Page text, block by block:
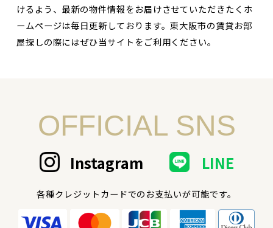
けるよう、最新の物件情報をお届けさせていただきたくホ
ームページは毎日更新しております。東大阪市の賃貸お部
屋探しの際にはぜひ当サイトをご利用ください。
OFFICIAL SNS
Instagram LINE
各種クレジットカードでのお支払いが可能です。